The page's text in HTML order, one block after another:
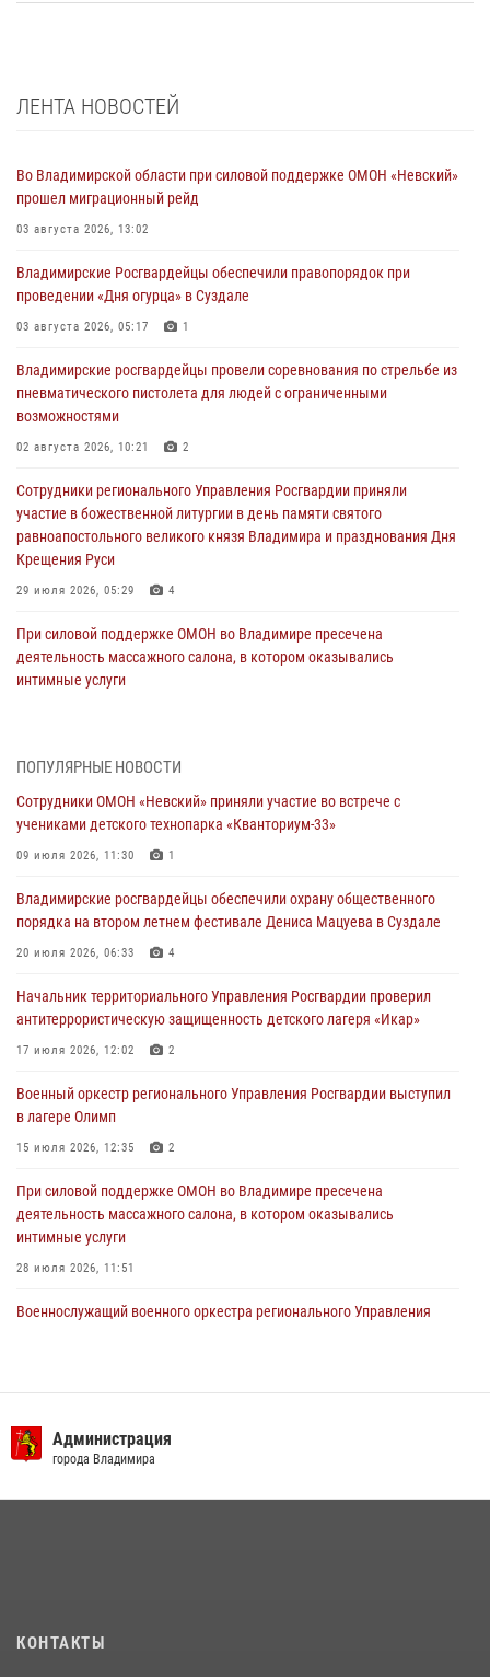
ЛЕНТА НОВОСТЕЙ
Во Владимирской области при силовой поддержке ОМОН «Невский»
прошел миграционный рейд
03 августа 2026, 13:02
Владимирские Росгвардейцы обеспечили правопорядок при
проведении «Дня огурца» в Суздале
03 августа 2026, 05:17 1
Владимирские росгвардейцы провели соревнования по стрельбе из
пневматического пистолета для людей с ограниченными
возможностями
02 августа 2026, 10:21 2
Сотрудники регионального Управления Росгвардии приняли
участие в божественной литургии в день памяти святого
равноапостольного великого князя Владимира и празднования Дня
Крещения Руси
29 июля 2026, 05:29 4
При силовой поддержке ОМОН во Владимире пресечена
деятельность массажного салона, в котором оказывались
интимные услуги
смену в детском лагере «Икар»
27 июля 2026, 16:43 2
Владимирские росгвардейцы обеспечили охрану общественного
20 июля 2026, 06:33 4
Военнослужащий военного оркестра регионального Управления
105-летию Центрального округа
19 июля 2026, 11:17 7
антитеррористическую защищенность детского лагеря «Икар»
17 июля 2026, 12:02
в лагере Олимп
15 июля 2026, 12:35 2
ПОПУЛЯРНЫЕ НОВОСТИ
Сотрудники ОМОН «Невский» приняли участие во встрече с
учениками детского технопарка «Кванториум-33»
09 июля 2026, 11:30 1
Владимирские росгвардейцы обеспечили охрану общественного
порядка на втором летнем фестивале Дениса Мацуева в Суздале
20 июля 2026, 06:33 4
Начальник территориального Управления Росгвардии проверил
антитеррористическую защищенность детского лагеря «Икар»
17 июля 2026, 12:02 2
Военный оркестр регионального Управления Росгвардии выступил
в лагере Олимп
15 июля 2026, 12:35 2
При силовой поддержке ОМОН во Владимире пресечена
деятельность массажного салона, в котором оказывались
интимные услуги
28 июля 2026, 11:51
Военнослужащий военного оркестра регионального Управления
Сотрудники регионального Управления Росгвардии приняли
участие в божественной литургии в день памяти святого
Крещения Руси
Администрация
города Владимира
КОНТАКТЫ